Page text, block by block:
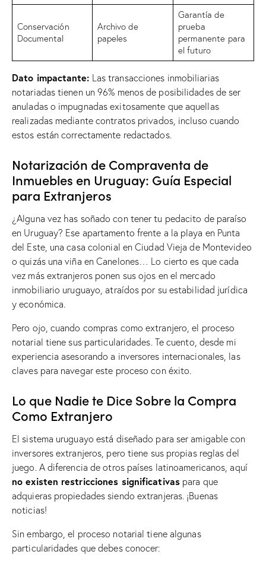
Conservación
Documental
Archivo de
papeles
Garantía de
prueba
permanente para
el futuro
Dato impactante: Las transacciones inmobiliarias
notariadas tienen un 96% menos de posibilidades de ser
anuladas o impugnadas exitosamente que aquellas
realizadas mediante contratos privados, incluso cuando
estos están correctamente redactados.
Notarización de Compraventa de
Inmuebles en Uruguay: Guía Especial
para Extranjeros
¿Alguna vez has soñado con tener tu pedacito de paraíso
en Uruguay? Ese apartamento frente a la playa en Punta
del Este, una casa colonial en Ciudad Vieja de Montevideo
o quizás una viña en Canelones… Lo cierto es que cada
vez más extranjeros ponen sus ojos en el mercado
inmobiliario uruguayo, atraídos por su estabilidad jurídica
y económica.
Pero ojo, cuando compras como extranjero, el proceso
notarial tiene sus particularidades. Te cuento, desde mi
experiencia asesorando a inversores internacionales, las
claves para navegar este proceso con éxito.
Lo que Nadie te Dice Sobre la Compra
Como Extranjero
El sistema uruguayo está diseñado para ser amigable con
inversores extranjeros, pero tiene sus propias reglas del
juego. A diferencia de otros países latinoamericanos, aquí
no existen restricciones significativaspara que
adquieras propiedades siendo extranjeras. ¡Buenas
noticias!
Sin embargo, el proceso notarial tiene algunas
particularidades que debes conocer: